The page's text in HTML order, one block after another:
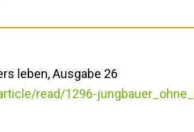
leben, Ausgabe 26
read/1296-